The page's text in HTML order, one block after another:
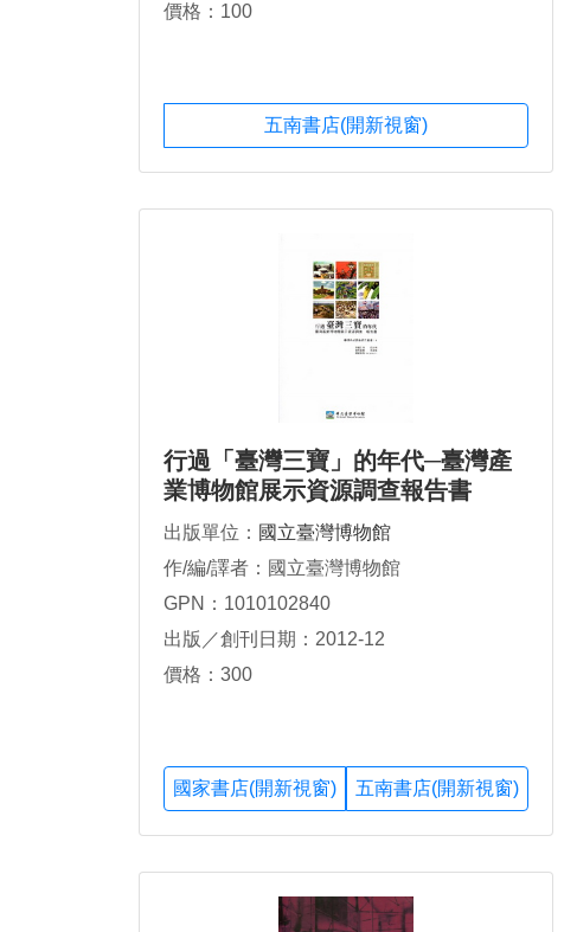
價格：100
五南書店(開新視窗)
行過「臺灣三寶」的年代─臺灣產
業博物館展示資源調查報告書
出版單位： 國立臺灣博物館
作/編/譯者：國立臺灣博物館
GPN：1010102840
出版／創刊日期：2012-12
價格：300
國家書店(開新視窗) 五南書店(開新視窗)